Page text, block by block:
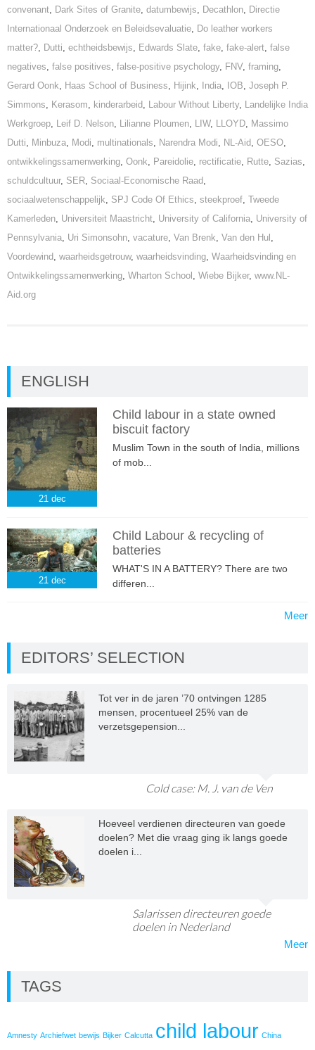
convenant, Dark Sites of Granite, datumbewijs, Decathlon, Directie
Internationaal Onderzoek en Beleidsevaluatie, Do leather workers
matter?, Dutti, echtheidsbewijs, Edwards Slate, fake, fake-alert, false
negatives, false positives, false-positive psychology, FNV, framing,
Gerard Oonk, Haas School of Business, Hijink, India, IOB, Joseph P.
Simmons, Kerasom, kinderarbeid, Labour Without Liberty, Landelijke India
Werkgroep, Leif D. Nelson, Lilianne Ploumen, LIW, LLOYD, Massimo
Dutti, Minbuza, Modi, multinationals, Narendra Modi, NL-Aid, OESO,
ontwikkelingssamenwerking, Oonk, Pareidolie, rectificatie, Rutte, Sazias,
schuldcultuur, SER, Sociaal-Economische Raad,
sociaalwetenschappelijk, SPJ Code Of Ethics, steekproef, Tweede
Kamerleden, Universiteit Maastricht, University of California, University of
Pennsylvania, Uri Simonsohn, vacature, Van Brenk, Van den Hul ,
Voordewind, waarheidsgetrouw, waarheidsvinding, Waarheidsvinding en
Ontwikkelingssamenwerking, Wharton School , Wiebe Bijker, www.NL-
Aid.org
ENGLISH
21 dec
Child labour in a state owned
biscuit factory
Muslim Town in the south of India, millions
of mob...
21 dec
Child Labour & recycling of
batteries
WHAT'S IN A BATTERY? There are two
differen...
Meer
EDITORS’ SELECTION
Tot ver in de jaren ’70 ontvingen 1285
mensen, procentueel 25% van de
verzetsgepension...
Cold case: M. J. van de Ven
Hoeveel verdienen directeuren van goede
doelen? Met die vraag ging ik langs goede
doelen i...
Salarissen directeuren goede
doelen in Nederland
Meer
TAGS
Amnesty Archiefwet bewijs Bijker Calcutta child labour China